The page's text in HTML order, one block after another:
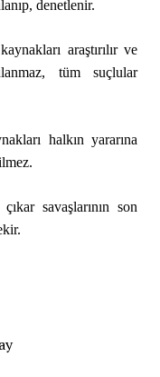
denetlenir.
araştırılır ve
tüm suçlular
halkın yararına
savaşlarının son